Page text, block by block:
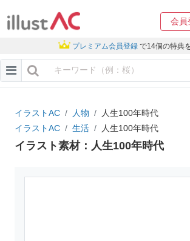
会員
プレミアム会員登録 で14個の特典
イラストAC 人物
人生100年時代
イラストAC
生活 人生100年時代
イラスト素材：人生100年時代